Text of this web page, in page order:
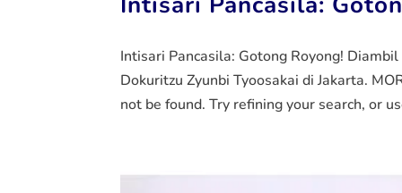
Intisari Pancasila: Gotong Royong!
Dokuritzu Zyunbi Tyoosakai di Jakarta.
not be found. Try refining your search, or